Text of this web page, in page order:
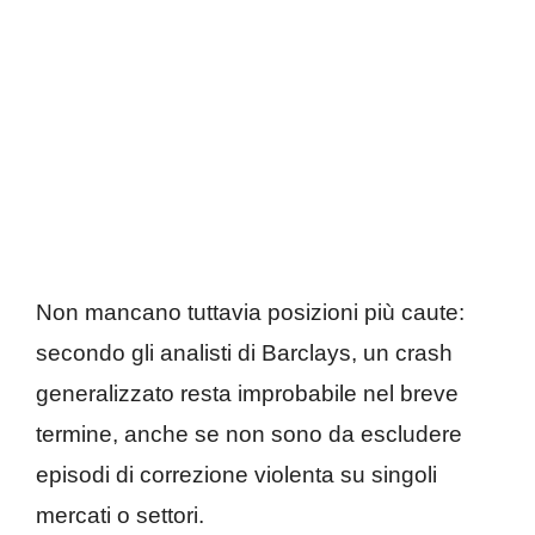
Non mancano tuttavia posizioni più caute:
secondo gli analisti di Barclays, un crash
generalizzato resta improbabile nel breve
termine, anche se non sono da escludere
episodi di correzione violenta su singoli
mercati o settori.